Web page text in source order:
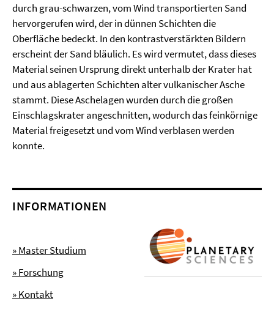
durch grau-schwarzen, vom Wind transportierten Sand
hervorgerufen wird, der in dünnen Schichten die
Oberfläche bedeckt. In den kontrastverstärkten Bildern
erscheint der Sand bläulich. Es wird vermutet, dass dieses
Material seinen Ursprung direkt unterhalb der Krater hat
und aus ablagerten Schichten alter vulkanischer Asche
stammt. Diese Aschelagen wurden durch die großen
Einschlagskrater angeschnitten, wodurch das feinkörnige
Material freigesetzt und vom Wind verblasen werden
konnte.
INFORMATIONEN
» Master Studium
» Forschung
» Kontakt